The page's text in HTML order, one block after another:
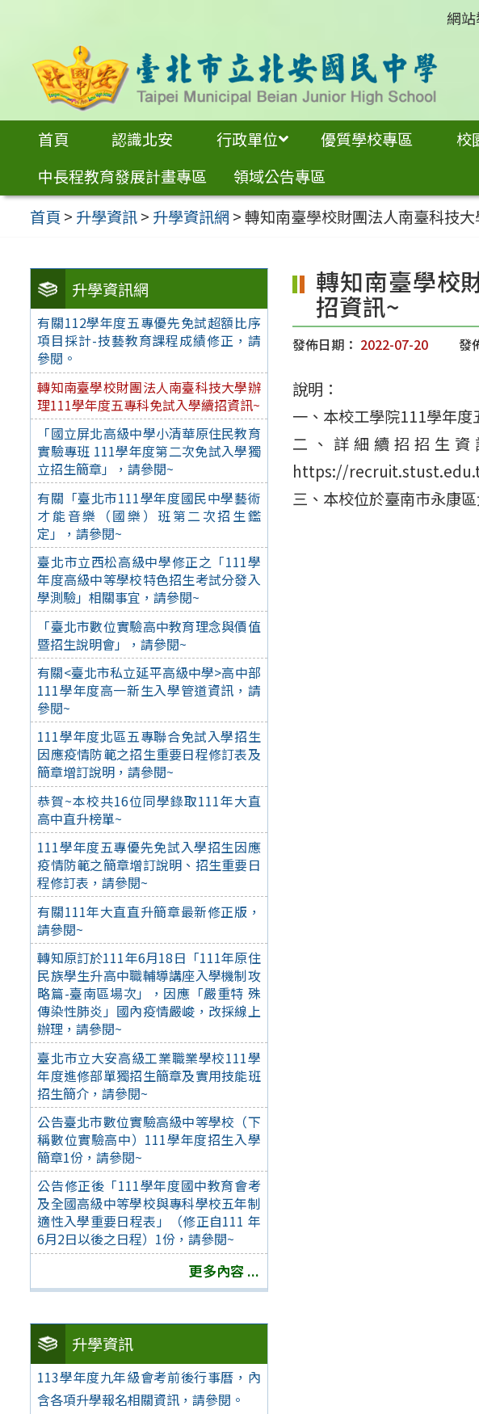
內
網
首頁 認識北安 行政單位 優質學校專區 校
中長程教育發展計畫專區
領域公告專區
首頁 > 升學資訊> 升學資訊網 >轉知南臺學校財團法人南臺科技
升學資訊網
有關112學年度五專優先免試超額比序
項目採計-技藝教育課程成績修正，請
參閱。
轉知南臺學校財團法人南臺科技大學辦
理111學年度五專科免試入學續招資訊~
「國立屏北高級中學小清華原住民教育
實驗專班 111學年度第二次免試入學獨
立招生簡章」，請參閱~
有關「臺北市111學年度國民中學藝術
才能音樂（國樂）班第二次招生鑑
定」，請參閱~
臺北市立西松高級中學修正之「111學
年度高級中等學校特色招生考試分發入
學測驗」相關事宜，請參閱~
「臺北市數位實驗高中教育理念與價值
暨招生說明會」，請參閱~
有關<臺北市私立延平高級中學>高中部
111學年度高一新生入學管道資訊，請
參閱~
111學年度北區五專聯合免試入學招生
因應疫情防範之招生重要日程修訂表及
簡章增訂說明，請參閱~
恭賀~本校共16位同學錄取111年大直
高中直升榜單~
111學年度五專優先免試入學招生因應
疫情防範之簡章增訂說明、招生重要日
程修訂表，請參閱~
有關111年大直直升簡章最新修正版，
請參閱~
轉知原訂於111年6月18日「111年原住
民族學生升高中職輔導講座入學機制攻
略篇-臺南區場次」，因應「嚴重特 殊
傳染性肺炎」國內疫情嚴峻，改採線上
辦理，請參閱~
臺北市立大安高級工業職業學校111學
年度進修部單獨招生簡章及實用技能班
招生簡介，請參閱~
公告臺北市數位實驗高級中等學校（下
稱數位實驗高中）111學年度招生入學
簡章1份，請參閱~
公告修正後「111學年度國中教育會考
及全國高級中等學校與專科學校五年制
適性入學重要日程表」（修正自111 年
6月2日以後之日程）1份，請參閱~
更多內容 ...
升學資訊
113學年度九年級會考前後行事曆，內
含各項升學報名相關資訊，請參閱。
轉知南臺學校
招資訊~
發佈日期： 2022-07-20 發
說明：
一、本校工學院111學年
二、詳細續招招生
https://
三、本校位於臺南市永康